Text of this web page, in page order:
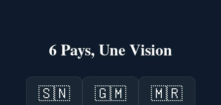
6 Pays, Une Vision
🇸🇳 🇬🇲 🇲🇷